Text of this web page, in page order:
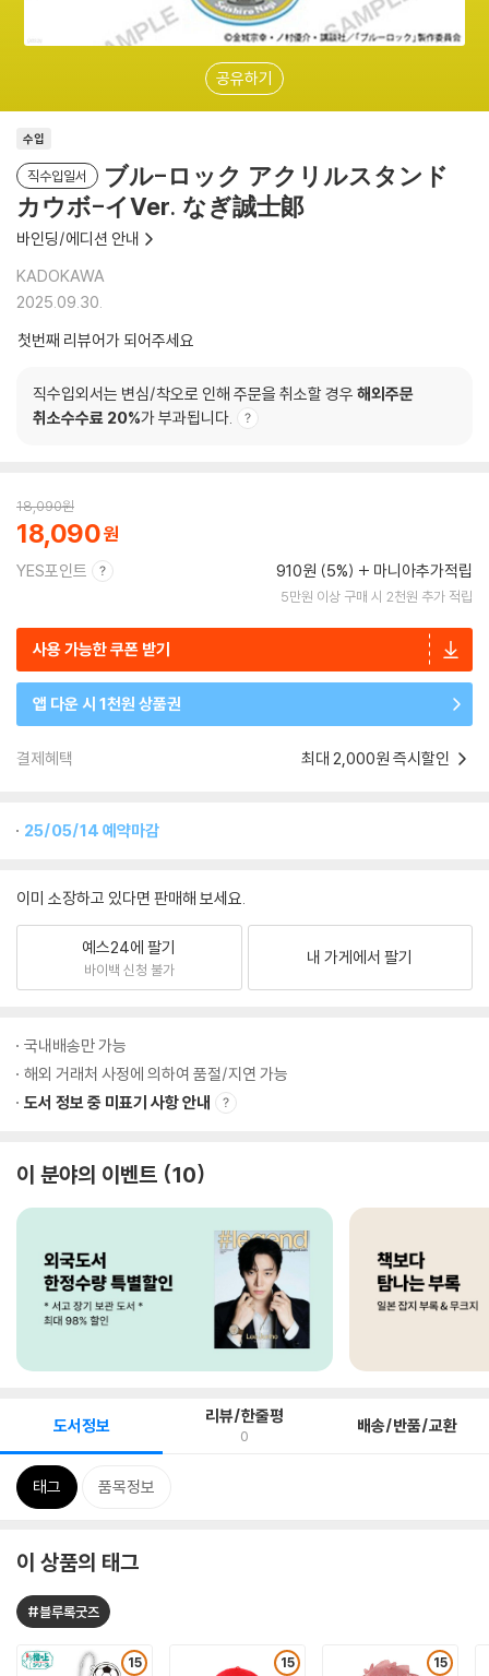
공유하기
수입
직수입일서
ブル-ロック アクリルスタンド
カウボ-イVer. なぎ誠士郞
바인딩/에디션 안내
KADOKAWA
2025.09.30.
첫번째 리뷰어가 되어주세요
직수입외서는 변심/착오로 인해 주문을 취소할 경우 해외주문
취소수수료 20%가 부과됩니다.
18,090원
18,090
YES포인트 910원 (5%) 마니아추가적립
5만원 이상 구매 시 2천원 추가 적립
사용 가능한 쿠폰 받기
앱 다운 시 1천원 상품권
결제혜택 최대 2,000원 즉시할인
25/05/14 예약마감
이미 소장하고 있다면 판매해 보세요.
예스24에 팔기
바이백 신청 불가
내 가게에서 팔기
국내배송만 가능
해외 거래처 사정에 의하여 품절/지연 가능
도서 정보 중 미표기 사항 안내
이 분야의 이벤트 10
도서정보 리뷰/한줄평
0 배송/반품/교환
태그 품목정보
이 상품의 태그
#블루록굿즈
15 15 15